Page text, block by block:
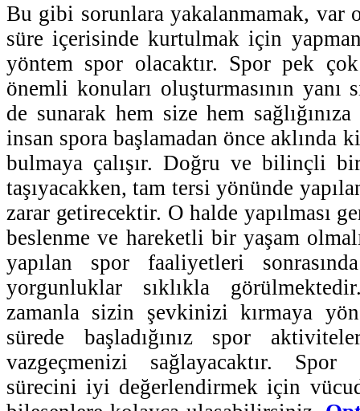
Bu gibi sorunlara yakalanmamak, var
süre içerisinde kurtulmak için
yöntem spor olacaktır. Spor pek
önemli konuları oluşturmasının yanı
de sunarak hem size hem
insan spora başlamadan önce aklında
bulmaya çalışır. Doğru ve bilinçli
taşıyacakken, tam tersi yönünde
zarar getirecektir. O halde yapılması
beslenme ve hareketli bir yaşam
yapılan spor faaliyetleri
yorgunluklar sıklıkla
zamanla sizin şevkinizi kırmaya
sürede başladığınız spor
vazgeçmenizi sağlayacaktır. Spor
sürecini iyi değerlendirmek için